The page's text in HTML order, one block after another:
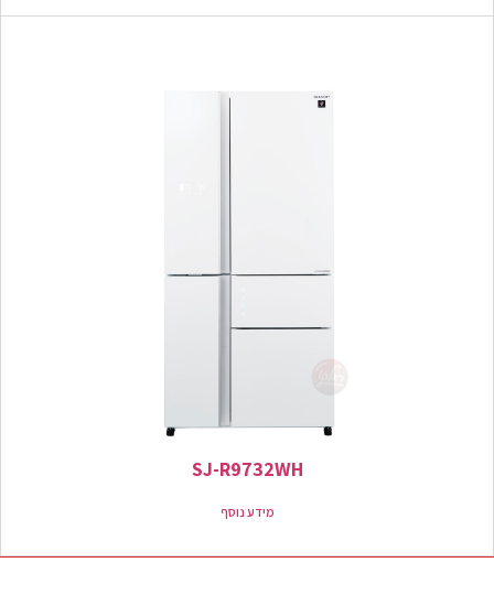
SJ-R9732WH
מידע נוסף